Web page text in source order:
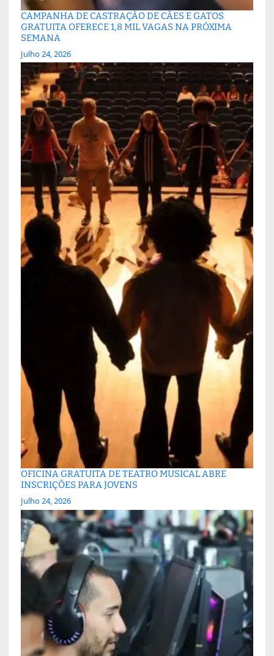
CAMPANHA DE CASTRAÇÃO DE CÃES E GATOS
GRATUITA OFERECE 1,8 MIL VAGAS NA PRÓXIMA
SEMANA
Julho 24, 2026
OFICINA GRATUITA DE TEATRO MUSICAL ABRE
INSCRIÇÕES PARA JOVENS
Julho 24, 2026